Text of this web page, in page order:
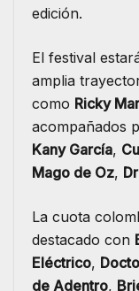
edición.
El festival
amplia
como Ricky
acompañados
Kany García,
Mago de Oz,
La cuota
destacado con
Eléctrico,
de Adentro,